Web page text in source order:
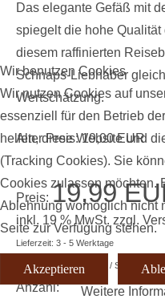
Das elegante Gefäß mit
spiegelt die hohe
diesem raffinierten
Schnaps-Liebhaber
Wertschätzung.
Alter Preis:19,00 EUR
Preis: 19,99
inkl. 19 % MwSt. zzgl.
Lieferzeit: 3 - 5 Werktage
Grundpreis:19,99 EUR / St.
Anzahl:
Wir benutzen Cookies
Wir nutzen Cookies auf
essenziell für den Betrieb
helfen, diese Website und
(Tracking Cookies). Sie
Cookies zulassen möchten.
Ablehnung womöglich nicht
Seite zur Verfügung stehen.
Akzeptieren
Weitere